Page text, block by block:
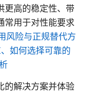
更高的稳定性、带
常用于对性能要求
风险与正规替代方
如何选择可靠的
的解决方案并体验